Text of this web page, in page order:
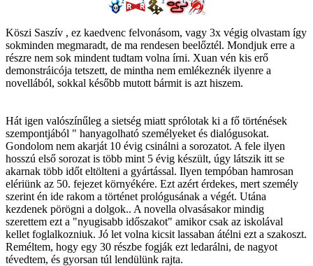
Köszi Saszív , ez kaedvenc felvonásom, vagy 3x végig olvastam így
sokminden megmaradt, de ma rendesen beelőztél. Mondjuk erre a
részre nem sok mindent tudtam volna írni. Xuan vén kis erő
demonstráicója tetszett, de mintha nem emlékeznék ilyenre a
novellából, sokkal később mutott bármit is azt hiszem.
Hát igen valószínűleg a sietség miatt sprólotak ki a fő történések
szempontjából " hanyagolható személyeket és dialógusokat.
Gondolom nem akarját 10 évig csinálni a sorozatot. A fele ilyen
hosszú első sorozat is több mint 5 évig készült, úgy látszik itt se
akarnak több időt eltölteni a gyártással. Ilyen tempóban hamrosan
elériünk az 50. fejezet környékére. Ezt azért érdekes, mert személy
szerint én ide rakom a történet prológusának a végét. Utána
kezdenek pörögni a dolgok.. A novella olvasásakor mindig
szerettem ezt a "nyugisabb időszakot" amikor csak az iskolával
kellet foglalkozniuk. Jó let volna kicsit lassaban átélni ezt a szakoszt.
Reméltem, hogy egy 30 részbe fogják ezt ledarálni, de nagyot
tévedtem, és gyorsan túl lendülünk rajta.